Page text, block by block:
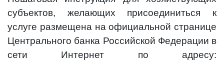
субъектов, желающих присоединиться к
услуге размещена на официальной странице
Центрального банка Российской Федерации в
сети Интернет по адресу: